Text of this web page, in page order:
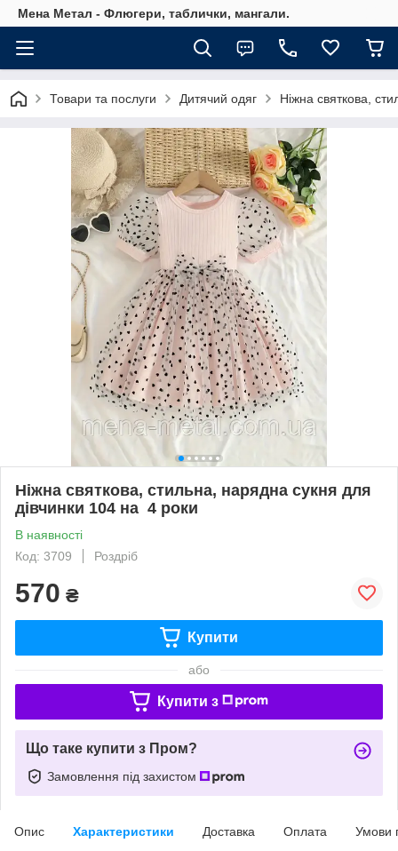
Мена Метал - Флюгери, таблички, мангали.
Товари та послуги Дитячий одяг Ніжна святкова,
Ніжна святкова, стильна, нарядна сукня для
дівчинки 104 на 4 роки
В наявності
Код: 3709
Роздріб
570 ₴
Купити
або
Купити з
Що таке купити з Пром?
Замовлення під захистом
Опис Характеристики Доставка Оплата Умови